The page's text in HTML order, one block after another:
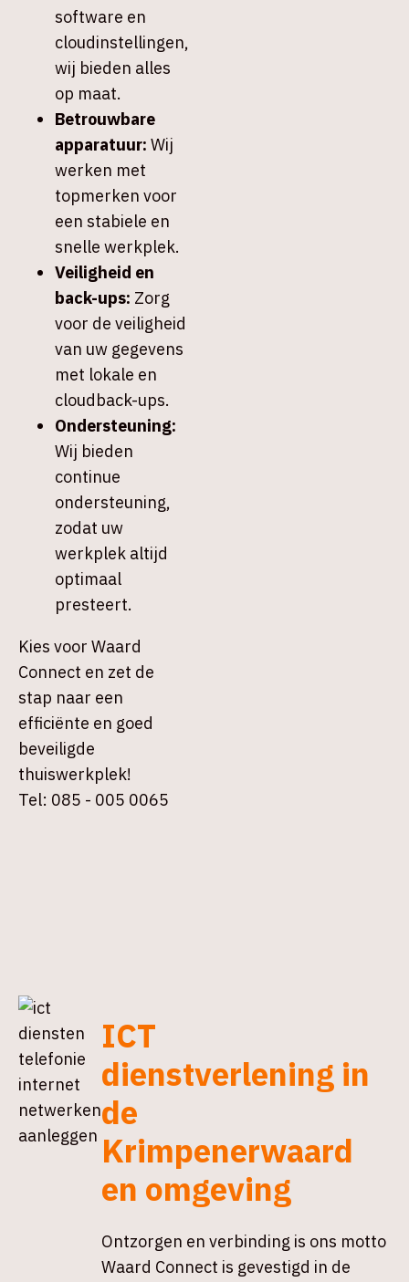
software en
cloudinstellingen,
wij bieden alles
op maat.
Betrouwbare
apparatuur: Wij
werken met
topmerken voor
een stabiele en
snelle werkplek.
Veiligheid en
back-ups: Zorg
voor de veiligheid
van uw gegevens
met lokale en
cloudback-ups.
Ondersteuning:
Wij bieden
continue
ondersteuning,
zodat uw
werkplek altijd
optimaal
presteert.
Kies voor Waard
Connect en zet de
stap naar een
efficiënte en goed
beveiligde
thuiswerkplek!
Tel: 085 - 005 0065
ICT
dienstverlening in
de
Krimpenerwaard
en omgeving
Ontzorgen en verbinding is ons motto
Waard Connect is gevestigd in de